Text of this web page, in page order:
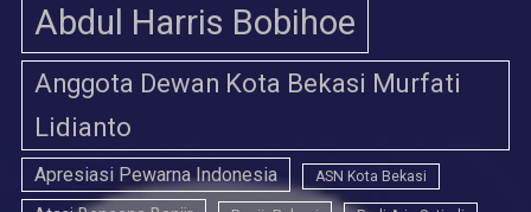
Abdul Harris Bobihoe
Anggota Dewan Kota Bekasi Murfati
Lidianto
Apresiasi Pewarna Indonesia ASN Kota Bekasi